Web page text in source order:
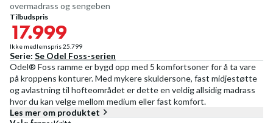
overmadrass og sengeben
Tilbudspris
17.999
Ikke medlemspris25.799
Serie: Se Odel Foss-serien
Odel® Foss ramme er bygd opp med 5 komfortsoner for å ta vare
på kroppens konturer. Med mykere skuldersone, fast midjestøtte
og avlastning til hofteområdet er dette en veldig allsidig madrass
hvor du kan velge mellom medium eller fast komfort.
Les mer om produktet